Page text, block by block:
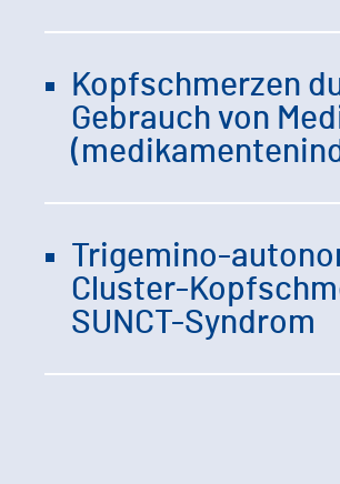
Kopfschmerzen
Gebrauch von
Trigemino-
Cluster-
SUNCT-Syndrom